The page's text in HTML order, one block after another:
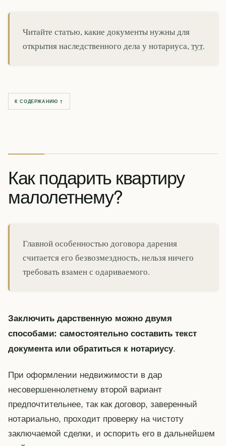
Читайте статью, какие документы нужны для
открытия наследственного дела у нотариуса,тут.
К СОДЕРЖАНИЮ ↑
Как подарить квартиру
малолетнему?
Главной особенностью договора дарения
считается его безвозмездность, нельзя ничего
требовать взамен с одариваемого.
Заключить дарственную можно двумя
способами: самостоятельно составить текст
документа или обратиться к нотариусу.
При оформлении недвижимости в дар
несовершеннолетнему второй вариант
предпочтительнее, так как договор, заверенный
нотариально, проходит проверку на чистоту
заключаемой сделки, и оспорить его в дальнейшем